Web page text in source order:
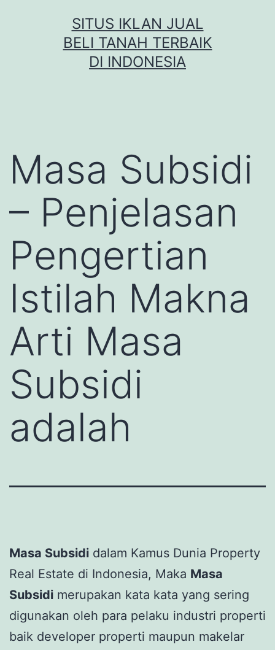
SITUS IKLAN JUAL
BELI TANAH TERBAIK
DI INDONESIA
Masa Subsidi
– Penjelasan
Pengertian
Istilah Makna
Arti Masa
Subsidi
adalah
Masa Subsidi dalam Kamus Dunia Property
Real Estate di Indonesia, Maka Masa
Subsidi merupakan kata kata yang sering
digunakan oleh para pelaku industri properti
baik developer properti maupun makelar